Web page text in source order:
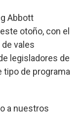
Abbott
otoño, con el
vales
legisladores de
tipo de programa
a nuestros